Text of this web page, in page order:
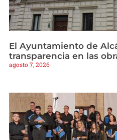
El Ayuntamiento de
transparencia en las
agosto 7, 2026